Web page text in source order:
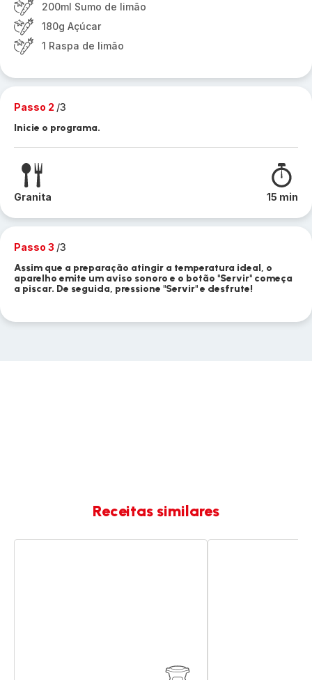
200ml Sumo de limão
180g Açúcar
1 Raspa de limão
Passo 2 /3
Inicie o programa.
Granita 15 min
Passo 3 /3
Assim que a preparação atingir a temperatura ideal, o
aparelho emite um aviso sonoro e o botão "Servir" começa
a piscar. De seguida, pressione "Servir" e desfrute!
Receitas similares